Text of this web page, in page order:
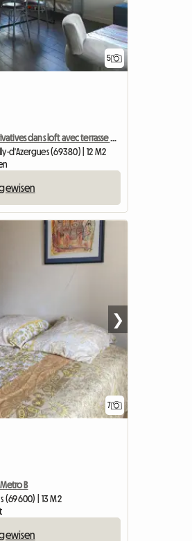
5
d'Azergues (69380) | 12 M2
7
❯
B
(69600) | 13 M2